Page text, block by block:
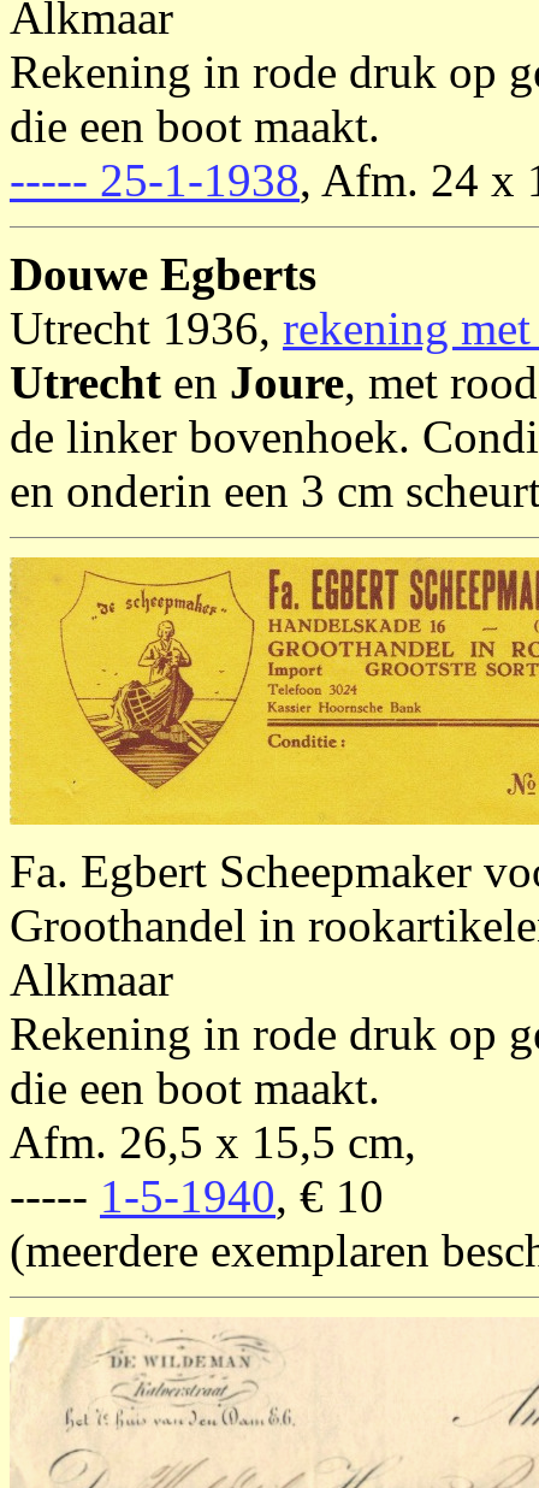
Alkmaar
Rekening in rode druk op
die een boot maakt.
----- 25-1-1938, Afm. 24 x
Douwe Egberts
Utrecht 1936, rekening
Utrecht en Joure, met
de linker bovenhoek.
en onderin een 3 cm
Fa. Egbert Scheepmaker
Groothandel in
Alkmaar
Rekening in rode druk op
die een boot maakt.
Afm. 26,5 x 15,5 cm,
----- 1-5-1940, € 10
(meerdere exemplaren